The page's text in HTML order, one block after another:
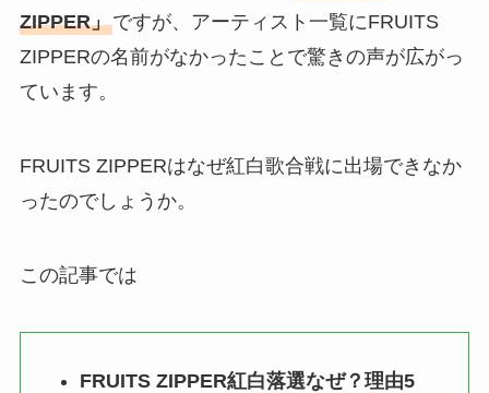
ZIPPER」ですが、アーティスト一覧にFRUITS
ZIPPERの名前がなかったことで驚きの声が広がっ
ています。
FRUITS ZIPPERはなぜ紅白歌合戦に出場できなか
ったのでしょうか。
この記事では
FRUITS ZIPPER紅白落選なぜ？理由5